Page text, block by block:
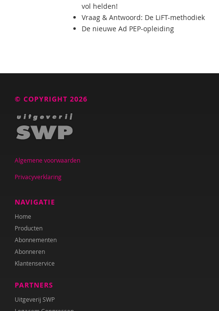
vol helden!
Vraag & Antwoord: De LiFT-methodiek
De nieuwe Ad PEP-opleiding
© COPYRIGHT 2026
Algemene voorwaarden
Privacyverklaring
NAVIGATIE
Home
Producten
Abonnementen
Abonneren
Klantenservice
PARTNERS
Uitgeverij SWP